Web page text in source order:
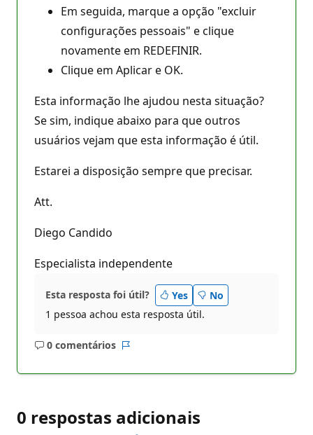
Em seguida, marque a opção "excluir
configurações pessoais" e clique
novamente em REDEFINIR.
Clique em Aplicar e OK.
Esta informação lhe ajudou nesta situação?
Se sim, indique abaixo para que outros
usuários vejam que esta informação é útil.
Estarei a disposição sempre que precisar.
Att.
Diego Candido
Especialista independente
Esta resposta foi útil? Yes
No
1 pessoa achou esta resposta útil.
0 comentários
Sem
0 respostas adicionais